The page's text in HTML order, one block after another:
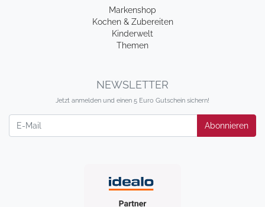
Markenshop
Kochen & Zubereiten
Kinderwelt
Themen
NEWSLETTER
Jetzt anmelden und einen 5 Euro Gutschein sichern!
Abonnieren